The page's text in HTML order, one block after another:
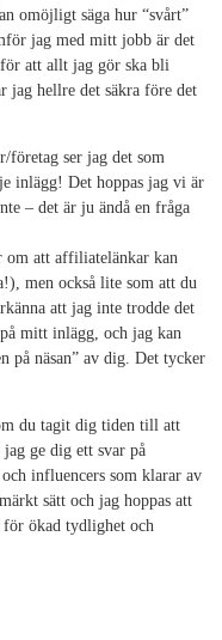
omöjligt säga hur “svårt”
jag med mitt jobb är det
att allt jag gör ska bli
jag hellre det säkra före det
företag ser jag det som
inlägg! Det hoppas jag vi är
– det är ju ändå en fråga
om att affiliatelänkar kan
men också lite som att du
att jag inte trodde det
mitt inlägg, och jag kan
på näsan” av dig. Det tycker
du tagit dig tiden till att
ge dig ett svar på
influencers som klarar av
sätt och jag hoppas att
för ökad tydlighet och